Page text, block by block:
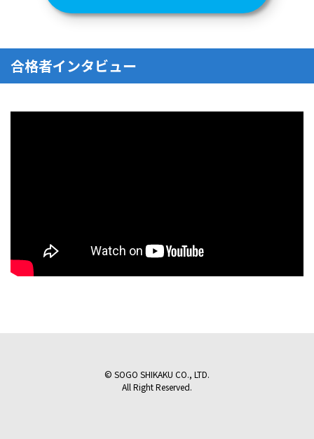
合格者インタビュー
© SOGO SHIKAKU CO., LTD.
All Right Reserved.